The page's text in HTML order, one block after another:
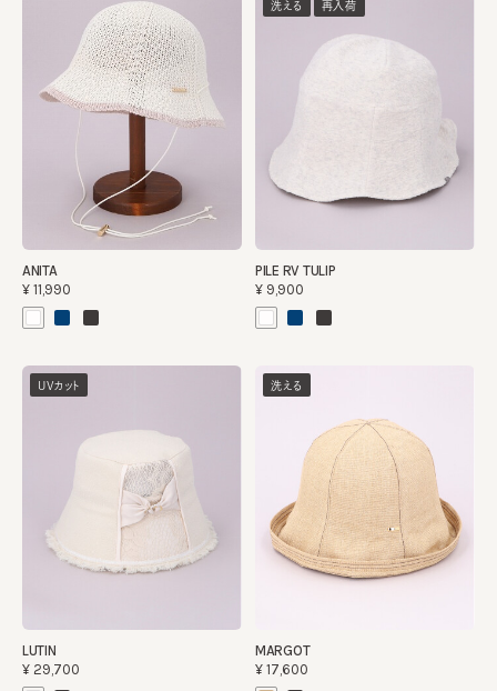
ANITA
¥11,990
洗える 再入荷
PILE RV TULIP
¥9,900
UVカット
LUTIN
¥29,700
洗える
MARGOT
¥17,600